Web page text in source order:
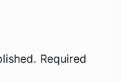
Required